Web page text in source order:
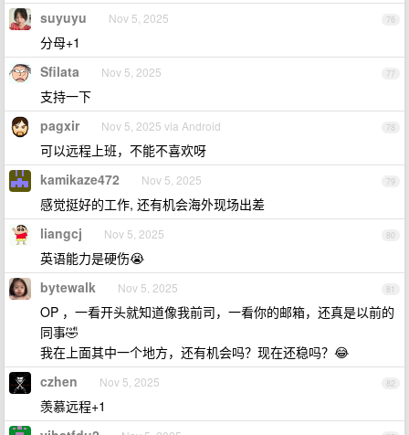
76
suyuyu Nov 5, 2025
分母+1
77
Sfilata Nov 5, 2025
支持一下
78
pagxir Nov 5, 2025 via Android
可以远程上班，不能不喜欢呀
79
kamikaze472 Nov 5, 2025
感觉挺好的工作, 还有机会海外现场出差
80
liangcj Nov 5, 2025
英语能力是硬伤😭
81
bytewalk Nov 5, 2025
OP ，一看开头就知道像我前司，一看你的邮箱，还真是以前的
同事🤣
我在上面其中一个地方，还有机会吗？现在还稳吗？😂
82
czhen Nov 5, 2025
羡慕远程+1